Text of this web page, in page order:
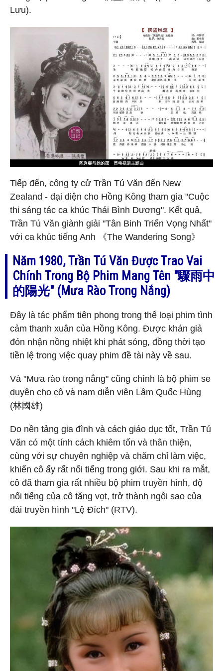
Lưu).
Tiếp đến, công ty cử Trần Tú Văn đến New
Zealand - đại diện cho Hồng Kông tham gia "Cuộc
thi sáng tác ca khúc Thái Bình Dương". Kết quả,
Trần Tú Văn giành giải "Tân Binh Triển Vọng Nhất"
với ca khúc tiếng Anh 《The Wandering Song》
Năm 1980, Trần Tú Văn Được Trao Vai
Chính Trong Bộ Phim Mang Tên "驟雨中
的陽光" (Mưa Rào Trong Nắng)
Đây là tác phẩm tiên phong trong thể loại phim tình
cảm thanh xuân của Hồng Kông. Được khán giả
đón nhận nồng nhiệt khi phát sóng, đồng thời tạo
tiền lệ trong việc quay phim đề tài này về sau.
Và "Mưa rào trong nắng" cũng chính là bộ phim se
duyên cho cô và nam diễn viên Lâm Quốc Hùng
(林國雄)
Do nền tảng gia đình và cách giáo dục tốt, Trần Tú
Văn có một tính cách khiêm tốn và thân thiện,
cùng với sự chuyên nghiệp và chăm chỉ làm việc,
khiến cô ấy rất nổi tiếng trong giới. Sau khi ra mắt,
cô đã tham gia rất nhiều bộ phim truyền hình, độ
nổi tiếng của cô tăng vọt, trở thành ngôi sao của
đài truyền hình "Lệ Đích" (RTV).